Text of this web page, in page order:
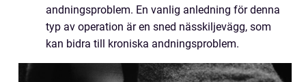
andningsproblem. En vanlig anledning för denna
typ av operation är en sned nässkiljevägg, som
kan bidra till kroniska andningsproblem.